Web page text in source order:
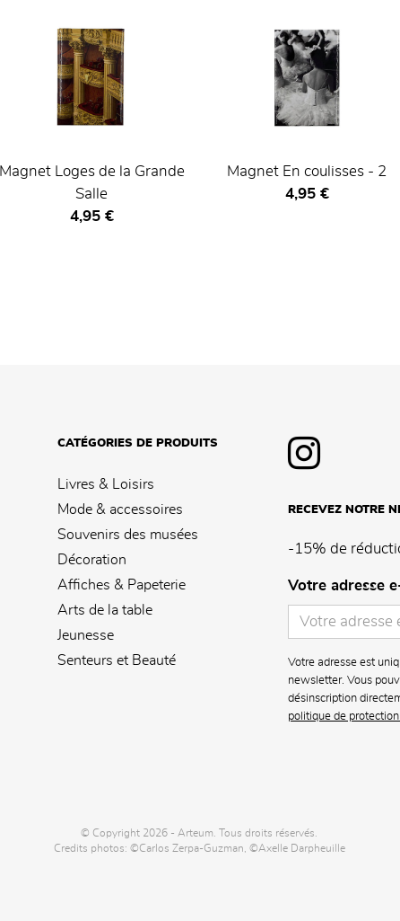
Magnet Loges de la Grande
Salle
Prix ​​actuel
4,95 €
Magnet En coulisses - 2
Prix ​​actuel
4,95 €
CATÉGORIES DE PRODUITS
Livres & Loisirs
Mode & accessoires
Souvenirs des musées
Décoration
Affiches & Papeterie
Arts de la table
Jeunesse
Senteurs et Beauté
RECEVEZ NOTRE
-15% de
Votre adresse
Votre adresse est
newsletter. Vous
désinscription
politique de
© Copyright 2026 - Arteum. Tous droits réservés.
Credits photos: ©Carlos Zerpa-Guzman, ©Axelle Darpheuille